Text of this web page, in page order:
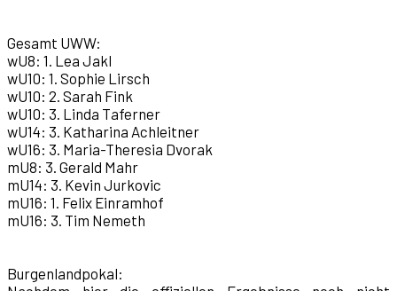
Gesamt UWW:
wU8: 1. Lea Jakl
wU10: 1. Sophie Lirsch
wU10: 2. Sarah Fink
wU10: 3. Linda Taferner
wU14: 3. Katharina Achleitner
wU16: 3. Maria-Theresia Dvorak
mU8: 3. Gerald Mahr
mU14: 3. Kevin Jurkovic
mU16: 1. Felix Einramhof
mU16: 3. Tim Nemeth
Burgenlandpokal: